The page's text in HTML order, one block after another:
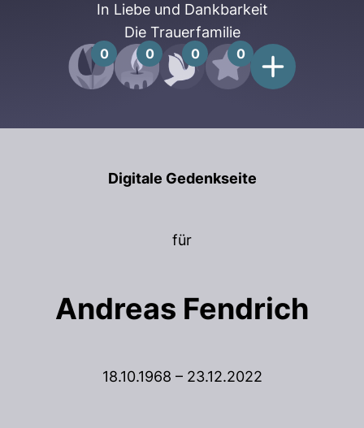
In Liebe und Dankbarkeit
Die Trauerfamilie
0 0 0 0
Digitale Gedenkseite
für
Andreas Fendrich
18.10.1968 – 23.12.2022